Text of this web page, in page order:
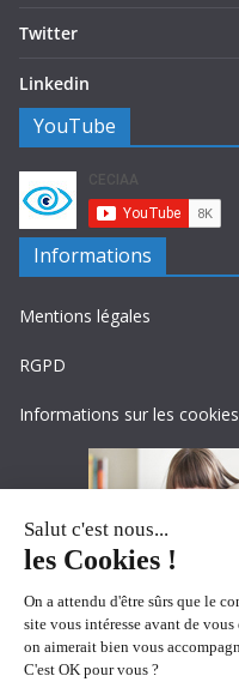
Twitter
Linkedin
YouTube
Informations
Mentions légales
RGPD
Informations sur les cookies